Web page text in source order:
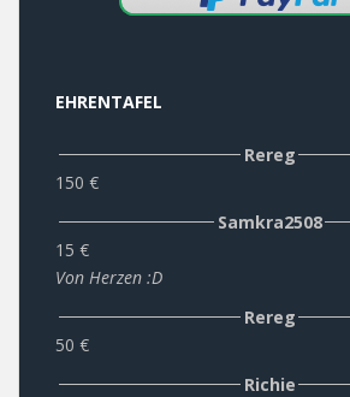
EHRENTAFEL
Rereg
150 €
Samkra2508
15 €
Von Herzen :D
Rereg
50 €
Richie